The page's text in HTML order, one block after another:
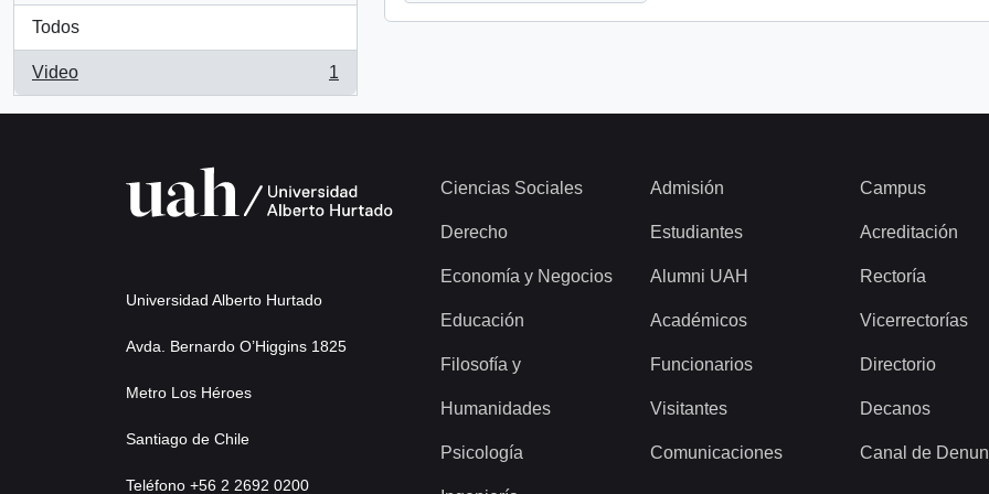
Todos
Video
, 1 resultados
1
Universidad Alberto Hurtado
Avda. Bernardo O’Higgins 1825
Metro Los Héroes
Santiago de Chile
Teléfono +56 2 2692 0200
Ciencias Sociales
Derecho
Economía y Negocios
Educación
Filosofía y
Humanidades
Psicología
Admisión
Estudiantes
Alumni UAH
Académicos
Funcionarios
Visitantes
Comunicaciones
Campus
Acreditación
Rectoría
Vicerrectorías
Directorio
Decanos
Canal de